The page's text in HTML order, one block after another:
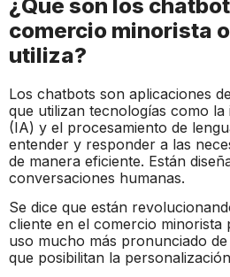
¿Qué son los
comercio minorista
utiliza?
Los chatbots son aplicaciones
que utilizan tecnologías como la
(IA) y el procesamiento de
entender y responder a las
de manera eficiente. Están
conversaciones humanas.
Se dice que están
cliente en el comercio minorista
uso mucho más pronunciado
que posibilitan la